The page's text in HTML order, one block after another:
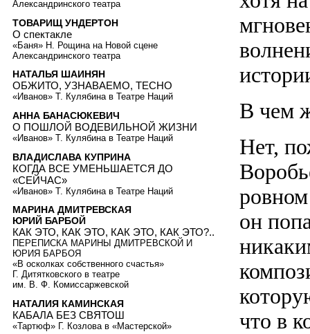
В чем
Нет,
он
что в
Александринского театра
ТОВАРИЩ УНДЕРТОН
О спектакле
«Баня» Н. Рощина на Новой сцене
Александринского театра
НАТАЛЬЯ ШАИНЯН
ОБЖИТО, УЗНАВАЕМО, ТЕСНО
«Иванов» Т. Кулябина в Театре Наций
АННА БАНАСЮКЕВИЧ
О ПОШЛОЙ ВОДЕВИЛЬНОЙ ЖИЗНИ
«Иванов» Т. Кулябина в Театре Наций
ВЛАДИСЛАВА КУПРИНА
КОГДА ВСЕ УМЕНЬШАЕТСЯ ДО
«СЕЙЧАС»
«Иванов» Т. Кулябина в Театре Наций
МАРИНА ДМИТРЕВСКАЯ
ЮРИЙ БАРБОЙ
КАК ЭТО, КАК ЭТО, КАК ЭТО, КАК ЭТО?..
ПЕРЕПИСКА МАРИНЫ ДМИТРЕВСКОЙ И
ЮРИЯ БАРБОЯ
«В осколках собственного счастья»
Г. Дитятковского в театре
им. В. Ф. Комиссаржевской
НАТАЛИЯ КАМИНСКАЯ
КАБАЛА БЕЗ СВЯТОШ
«Тартюф» Г. Козлова в «Мастерской»